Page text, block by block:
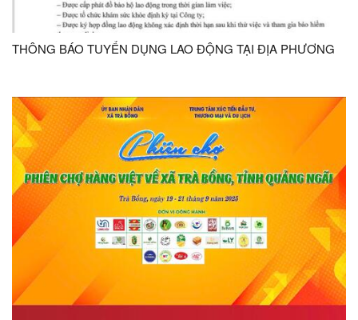
THÔNG BÁO TUYỂN DỤNG LAO ĐỘNG TẠI ĐỊA PHƯƠNG